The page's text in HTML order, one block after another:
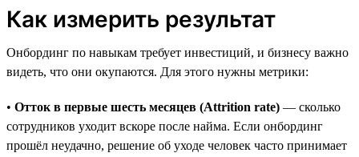
Как измерить результат
Онбординг по навыкам требует инвестиций, и бизнесу важно
видеть, что они окупаются. Для этого нужны метрики:
• Отток в первые шесть месяцев (Attrition rate) — сколько
сотрудников уходит вскоре после найма. Если онбординг
прошёл неудачно, решение об уходе человек часто принимает